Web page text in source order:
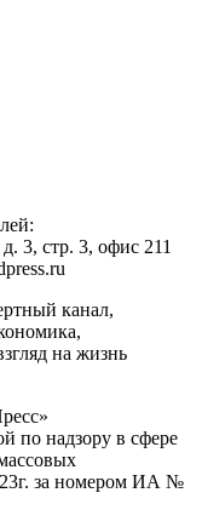
3, стр. 3, офис 211
канал,
на жизнь
по надзору в сфере
за номером ИА №